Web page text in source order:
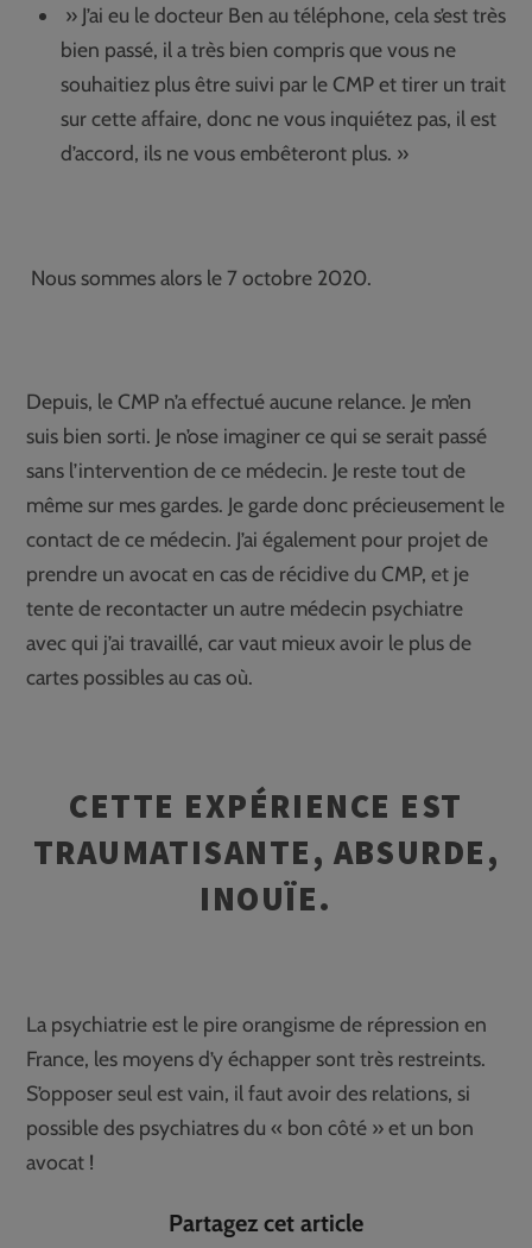
» J’ai eu le docteur Ben au téléphone, cela s’est très
bien passé, il a très bien compris que vous ne
souhaitiez plus être suivi par le CMP et tirer un trait
sur cette affaire, donc ne vous inquiétez pas, il est
d’accord, ils ne vous embêteront plus. »
Nous sommes alors le 7 octobre 2020.
Depuis, le CMP n’a effectué aucune relance. Je m’en
suis bien sorti. Je n’ose imaginer ce qui se serait passé
sans l’intervention de ce médecin. Je reste tout de
même sur mes gardes. Je garde donc précieusement le
contact de ce médecin. J’ai également pour projet de
prendre un avocat en cas de récidive du CMP, et je
tente de recontacter un autre médecin psychiatre
avec qui j’ai travaillé, car vaut mieux avoir le plus de
cartes possibles au cas où.
CETTE EXPÉRIENCE EST
TRAUMATISANTE, ABSURDE,
INOUÏE.
La psychiatrie est le pire orangisme de répression en
France, les moyens d’y échapper sont très restreints.
S’opposer seul est vain, il faut avoir des relations, si
possible des psychiatres du « bon côté » et un bon
avocat !
Partagez cet article